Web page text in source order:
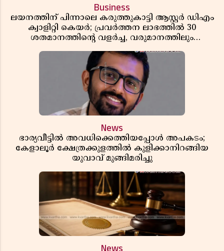
Business
ലയനത്തിന് പിന്നാലെ കരുത്തുകാട്ടി ആസ്റ്റർ ഡിഎം
ക്വാളിറ്റി കെയർ; പ്രവർത്തന ലാഭത്തിൽ 30
ശതമാനത്തിൻ്റെ വളർച്ച, വരുമാനത്തിലും
റിപ്പോർട്ട് പുറത്ത്
News
ഭാര്യവീട്ടിൽ അവധിക്കെത്തിയപ്പോൾ അപകടം;
കേളാലൂർ ക്ഷേത്രക്കുളത്തിൽ കുളിക്കാനിറങ്ങിയ
യുവാവ് മുങ്ങിമരിച്ചു